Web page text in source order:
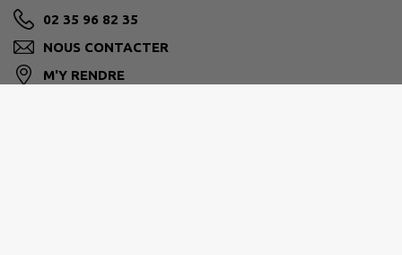
02 35 96 82 35
NOUS CONTACTER
M'Y RENDRE